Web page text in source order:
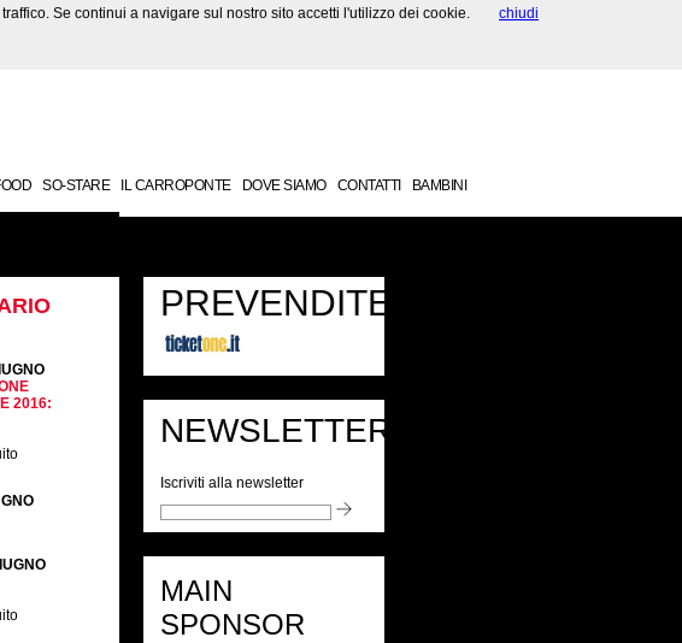
SO-STARE IL CARROPONTE DOVE SIAMO CONTATTI BAMBINI
2016:
PREVENDITE
NEWSLETTER
Iscriviti alla newsletter
MAIN
SPONSOR
Se continui a navigare sul nostro sito accetti l'utilizzo dei cookie. chiudi